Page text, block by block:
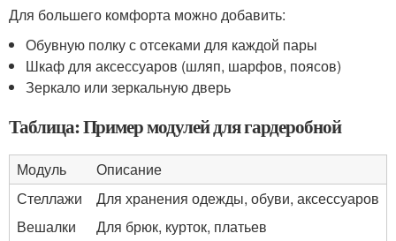
Для большего комфорта можно добавить:
Обувную полку с отсеками для каждой пары
Шкаф для аксессуаров (шляп, шарфов, поясов)
Зеркало или зеркальную дверь
Таблица: Пример модулей для гардеробной
Модуль
Описание
Стеллажи
Для хранения одежды, обуви, аксессуаров
Вешалки
Для брюк, курток, платьев